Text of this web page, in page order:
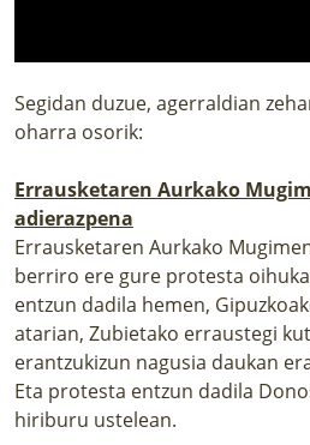
Segidan duzue, agerraldian
oharra osorik:
Errausketaren Aurkako
adierazpena
Errausketaren Aurkako
berriro ere gure protesta
entzun dadila hemen,
atarian, Zubietako erraustegi
erantzukizun nagusia daukan
Eta protesta entzun dadila
hiriburu ustelean.